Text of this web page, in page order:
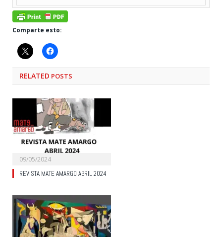
Comparte esto:
RELATED POSTS
09/05/2024
REVISTA MATE AMARGO ABRIL 2024